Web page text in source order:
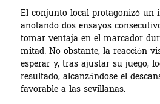
El conjunto local protagonizó un
anotando dos ensayos
tomar ventaja en el marcador
mitad. No obstante, la reacción
esperar y, tras ajustar su juego,
resultado, alcanzándose el
favorable a las sevillanas.